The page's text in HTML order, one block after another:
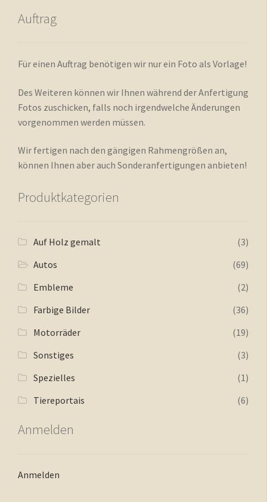
Auftrag
Für einen Auftrag benötigen wir nur ein Foto als Vorlage!
Des Weiteren können wir Ihnen während der Anfertigung
Fotos zuschicken, falls noch irgendwelche Änderungen
vorgenommen werden müssen.
Wir fertigen nach den gängigen Rahmengrößen an,
können Ihnen aber auch Sonderanfertigungen anbieten!
Produktkategorien
Auf Holz gemalt
(3)
Autos
(69)
Embleme
(2)
Farbige Bilder
(36)
Motorräder
(19)
Sonstiges
(3)
Spezielles
(1)
Tiereportais
(6)
Anmelden
Anmelden